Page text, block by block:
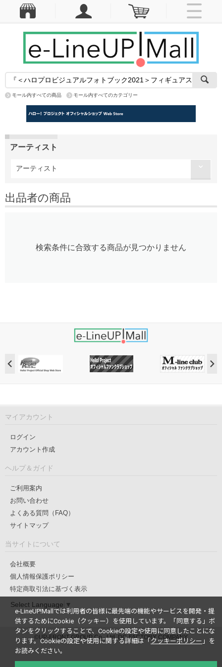
モール内すべての商品 モール内すべてのカテゴリー
アーティスト
アーティスト
出品者の商品
検索条件に合致する商品が見つかりません
マイアカウント
ログイン
アカウント作成
ヘルプ＆ガイド
ご利用案内
お問い合わせ
よくある質問（FAQ）
サイトマップ
当サイトについて
会社概要
個人情報保護ポリシー
特定商取引法に基づく表示
Select Language ▼
©UP-FRONT GROUP Co., Ltd. DC-FACTORY COMPANY
e-LineUP!Mallでは利用者の皆様に最先端の機能やサービスを開発・提
供するためにCookie（クッキー）を使用しています。
「同意する」ボ
タンをクリックすることで、Cookieの設定や使用に同意したことにな
ります。Cookieの設定や使用に関する詳細は「 クッキーポリシー 」を
お読みください。